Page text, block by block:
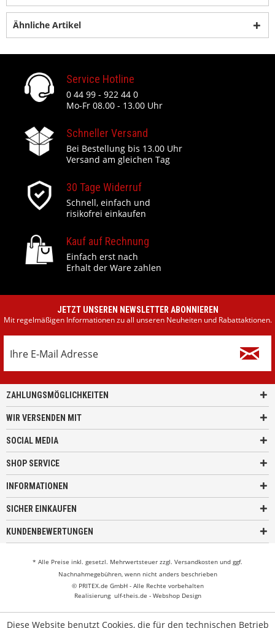
Ähnliche Artikel
Service Hotline
0 44 99 - 922 44 0
Mo-Fr 08.00 - 13.00 Uhr
Schneller Versand
Bei Bestellung bis 13.00 Uhr
Versand am gleichen Tag
30 Tage Widerruf
Schnell, einfach und
risikofrei einkaufen
Kauf auf Rechnung
Einfach erst nach
Erhalt der Ware zahlen
JETZT UNSEREN NEWSLETTER ABONNIEREN
Mit regelmäßigen Informationen zu all unseren Neuheiten und Rabattaktionen.
ZAHLUNGSMÖGLICHKEITEN
WIR VERSENDEN MIT
SOCIAL MEDIA
SHOP SERVICE
INFORMATIONEN
SICHER EINKAUFEN
KUNDENBEWERTUNGEN
* Alle Preise inkl. gesetzl. Mehrwertsteuer zzgl. Versandkosten und ggf.
Nachnahmegebühren, wenn nicht anders beschrieben
© PRITEX.de GmbH - Alle Rechte vorbehalten
Realisierung ulf-theis.de - Webshop Design
Diese Website benutzt Cookies, die für den technischen Betrieb